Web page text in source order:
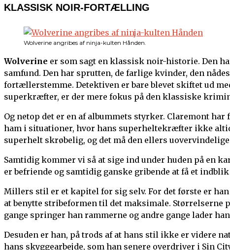
KLASSISK NOIR-FORTÆLLING
Wolverine angribes af ninja-kulten Hånden.
Wolverine er som sagt en klassisk noir-historie. Den
samfund. Den har sprutten, de farlige kvinder, den
fortællerstemme. Detektiven er bare blevet skiftet ud
superkræfter, er der mere fokus på den klassiske
Og netop det er en af albummets styrker. Claremont
ham i situationer, hvor hans superheltekræfter ikke
superhelt skrøbelig, og det må den ellers
Samtidig kommer vi så at sige ind under huden på en
er befriende og samtidig ganske gribende at få et
Millers stil er et kapitel for sig selv. For det første er
at benytte stribeformen til det maksimale.
gange springer han rammerne og andre gange lader
Desuden er han, på trods af at hans stil ikke er videre
hans skyggearbejde, som han senere overdriver i Sin